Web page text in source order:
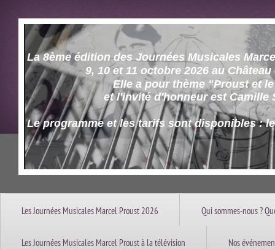
La 8ème édition des Journées Musicales
9, 10 et 11 octobre 2026 au Château
Elle a pour thème "Proust et le
et l'invité d'honneur est Camille
Le programme et les tarifs sont disponibles :
Les Journées Musicales Marcel Proust 2026 Qui sommes-nous ?
Les Journées Musicales Marcel Proust à la télévision Nos